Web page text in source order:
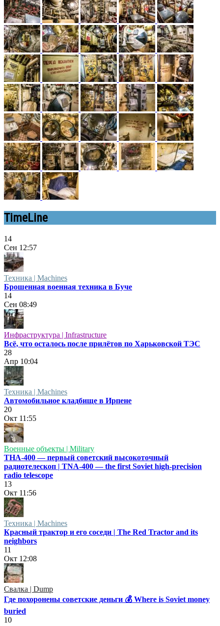
TimeLine
14
Сен 12:57
Техника | Machines
Брошенная военная техника в Буче
14
Сен 08:49
Инфраструктура | Infrastructure
Всё, что осталось после прилётов по Харьковской ТЭС
28
Апр 10:04
Техника | Machines
Автомобильное кладбище в Ирпене
20
Окт 11:55
Военные объекты | Military
ТНА-400 — первый советский высокоточный
радиотелескоп | TNA-400 — the first Soviet high-precision
radio telescope
13
Окт 11:56
Техника | Machines
Красный трактор и его соседи | The Red Tractor and its
neighbors
11
Окт 12:08
Свалка | Dump
Где похоронены советские деньги 💰 Where is Soviet money
buried
10